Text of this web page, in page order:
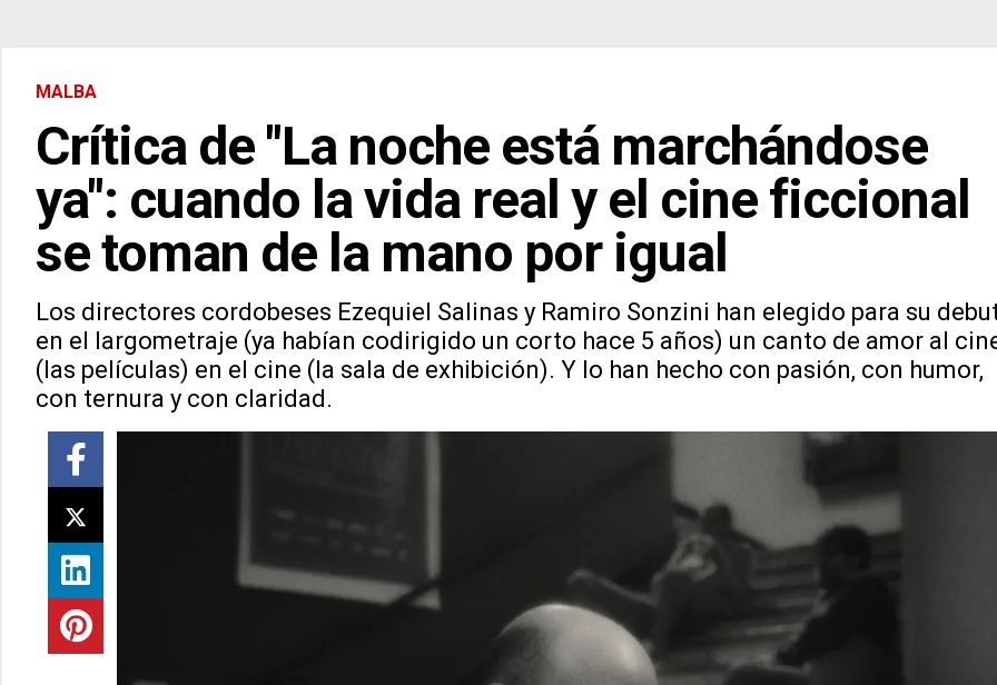
MALBA
Crítica de "La noche está marchándose
ya": cuando la vida real y el cine ficcional
se toman de la mano por igual
Los directores cordobeses Ezequiel Salinas y Ramiro Sonzini han elegido para su
en el largometraje (ya habían codirigido un corto hace 5 años) un canto de amor al
(las películas) en el cine (la sala de exhibición). Y lo han hecho con pasión, con humor,
con ternura y con claridad.